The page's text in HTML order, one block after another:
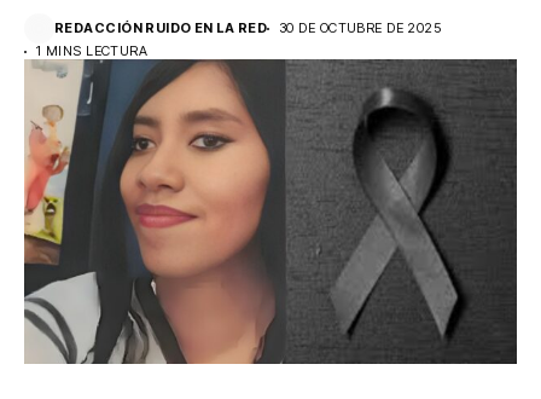
REDACCIÓN RUIDO EN LA RED
30 DE OCTUBRE DE 2025
1 MINS LECTURA